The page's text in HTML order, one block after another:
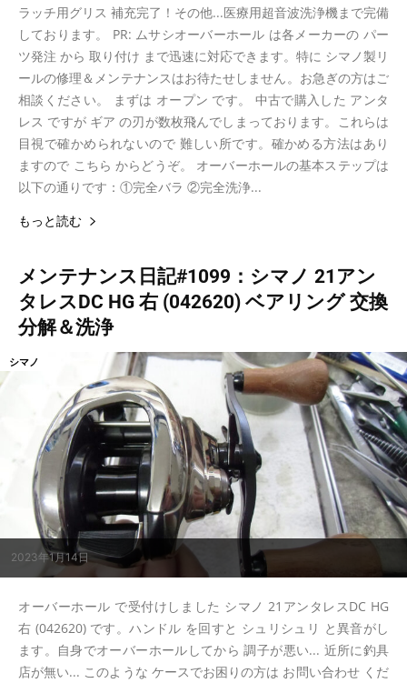
ラッチ用グリス 補充完了！その他...医療用超音波洗浄機まで完備
しております。 PR: ムサシオーバーホール は各メーカーの パー
ツ発注 から 取り付け まで迅速に対応できます。特に シマノ製リ
ールの修理＆メンテナンスはお待たせしません。お急ぎの方はご
相談ください。 まずは オープン です。 中古で購入した アンタ
レス ですが ギア の刃が数枚飛んでしまっております。これらは
目視で確かめられないので 難しい所です。確かめる方法はあり
ますので こちら からどうぞ。 オーバーホールの基本ステップは
以下の通りです：①完全バラ ②完全洗浄...
もっと読む
メンテナンス日記#1099：シマノ 21アン
タレスDC HG 右 (042620) ベアリング 交換
分解＆洗浄
2023年1月14日
シマノ
オーバーホール で受付けしました シマノ 21アンタレスDC HG
右 (042620) です。ハンドル を回すと シュリシュリ と異音がし
ます。自身でオーバーホールしてから 調子が悪い... 近所に釣具
店が無い... このような ケースでお困りの方は お問い合わせ くだ